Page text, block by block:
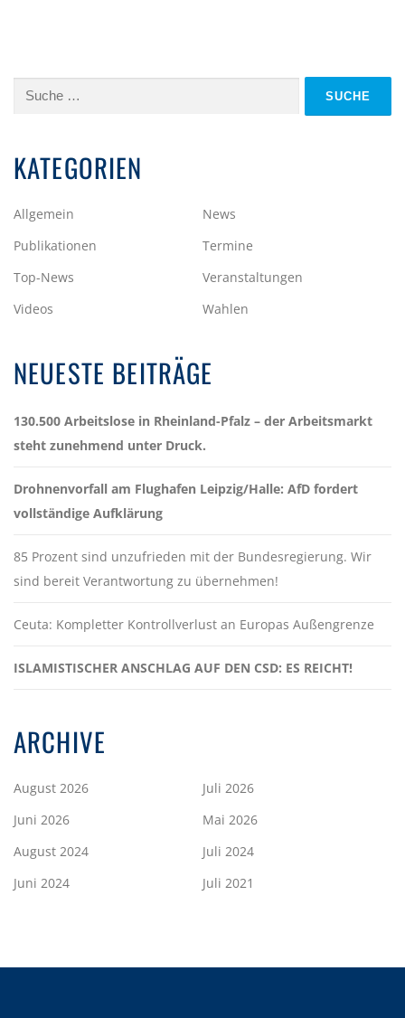
Suche
KATEGORIEN
Allgemein
News
Publikationen
Termine
Top-News
Veranstaltungen
Videos
Wahlen
NEUESTE BEITRÄGE
130.500 Arbeitslose in Rheinland-Pfalz – der Arbeitsmarkt
steht zunehmend unter Druck.
Drohnenvorfall am Flughafen Leipzig/Halle: AfD fordert
vollständige Aufklärung
85 Prozent sind unzufrieden mit der Bundesregierung. Wir
sind bereit Verantwortung zu übernehmen!
Ceuta: Kompletter Kontrollverlust an Europas Außengrenze
ISLAMISTISCHER ANSCHLAG AUF DEN CSD: ES REICHT!
ARCHIVE
August 2026
Juli 2026
Juni 2026
Mai 2026
August 2024
Juli 2024
Juni 2024
Juli 2021